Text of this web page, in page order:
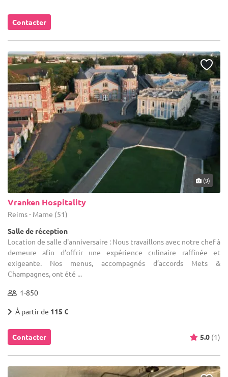
Contacter
(9)
Vranken Hospitality
Reims - Marne (51)
Salle de réception
Location de salle d'anniversaire : Nous travaillons avec notre chef à
demeure afin d’offrir une expérience culinaire raffinée et
exigeante. Nos menus, accompagnés d’accords Mets &
Champagnes, ont été ...
1-850
À partir de 115 €
Contacter 5.0 (1)